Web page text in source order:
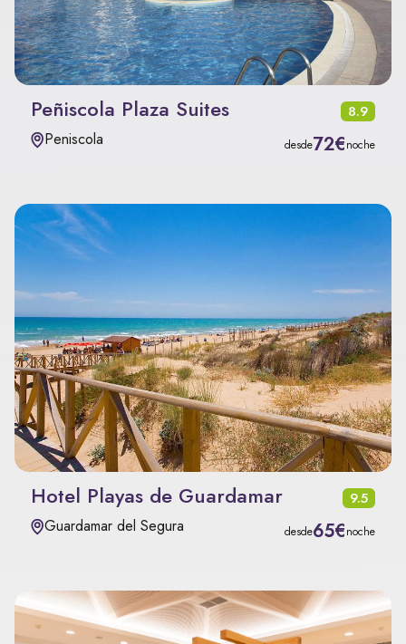
Peñiscola Plaza Suites 8.9
Peniscola desde72€noche
Hotel Playas de Guardamar 9.5
Guardamar del Segura desde65€noche